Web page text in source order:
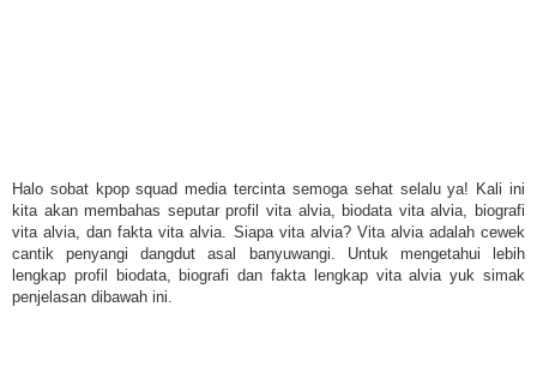
Halo sobat kpop squad media tercinta semoga sehat selalu ya! Kali ini
kita akan membahas seputar profil vita alvia, biodata vita alvia, biografi
vita alvia, dan fakta vita alvia. Siapa vita alvia? Vita alvia adalah cewek
cantik penyangi dangdut asal banyuwangi. Untuk mengetahui lebih
lengkap profil biodata, biografi dan fakta lengkap vita alvia yuk simak
penjelasan dibawah ini.